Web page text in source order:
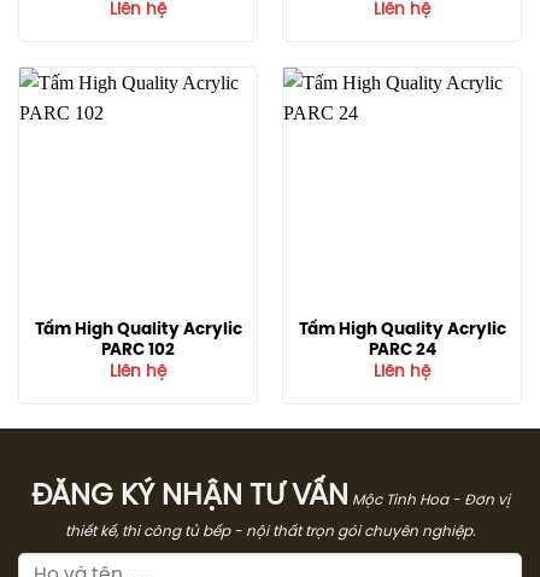
Liên hệ Liên hệ
Tấm High Quality Acrylic
PARC 102
Liên hệ
Tấm High Quality Acrylic
PARC 24
Liên hệ
ĐĂNG KÝ NHẬN TƯ VẤN
Mộc Tinh Hoa - Đơn vị
thiết kế, thi công tủ bếp - nội thất trọn gói chuyên nghiệp.